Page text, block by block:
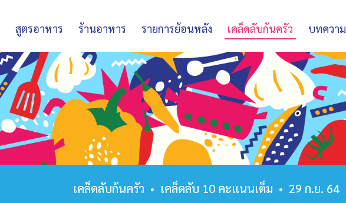
สูตรอาหาร ร้านอาหาร รายการย้อนหลัง เคล็ดลับก้นครัว บทความ
เคล็ดลับก้นครัว • เคล็ดลับ 10 คะแนนเต็ม • 29 ก.ย. 64